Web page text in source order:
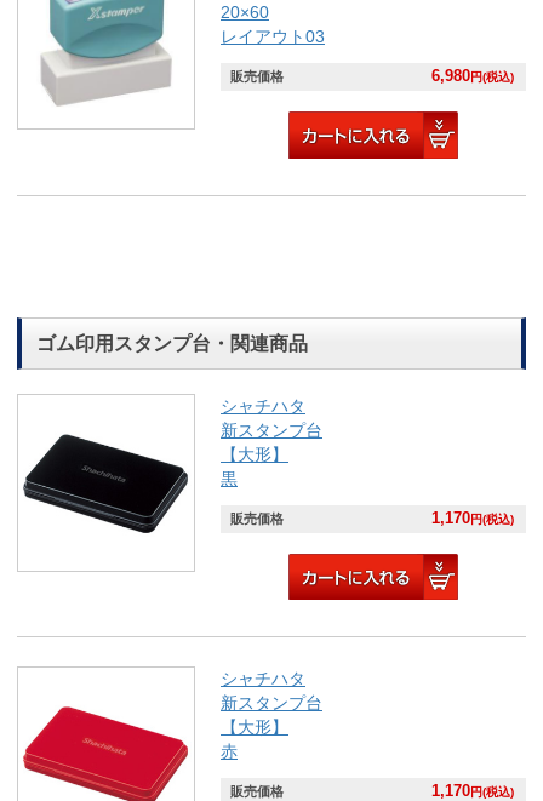
20×60
レイアウト03
販売価格 6,980円(税込)
ゴム印用スタンプ台・関連商品
シャチハタ
新スタンプ台
【大形】
黒
販売価格 1,170円(税込)
シャチハタ
新スタンプ台
【大形】
赤
販売価格 1,170円(税込)